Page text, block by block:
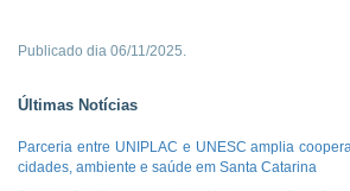
Publicado dia 06/11/2025.
Últimas Notícias
Parceria entre UNIPLAC e UNESC amplia
cidades, ambiente e saúde em Santa Catarina